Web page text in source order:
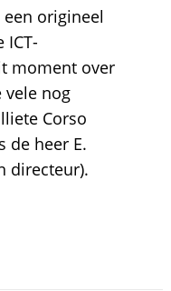
origineel
ICT-
moment over
vele nog
Corso
de heer E.
directeur).